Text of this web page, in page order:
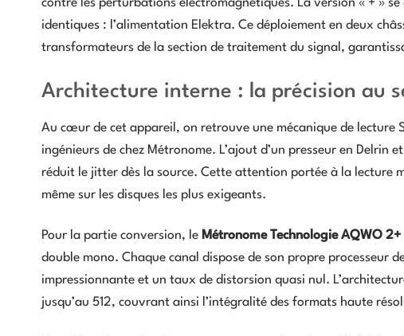
contre les perturbations électromagnétiques. La version « + »
identiques : l’alimentation Elektra. Ce déploiement en deux
transformateurs de la section de traitement du signal,
Architecture interne : la précision au
Au cœur de cet appareil, on retrouve une mécanique de lecture
ingénieurs de chez Métronome. L’ajout d’un presseur en
réduit le jitter dès la source. Cette attention portée à la lecture
même sur les disques les plus exigeants.
Pour la partie conversion, le Métronome Technologie AQWO 2+
double mono. Chaque canal dispose de son propre processeur
impressionnante et un taux de distorsion quasi nul.
jusqu’au 512, couvrant ainsi l’intégralité des formats haute